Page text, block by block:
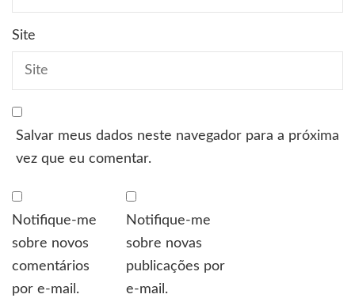
Site
Salvar meus dados neste navegador para a próxima
vez que eu comentar.
Notifique-me
sobre novos
comentários
por e-mail.
Notifique-me
sobre novas
publicações por
e-mail.